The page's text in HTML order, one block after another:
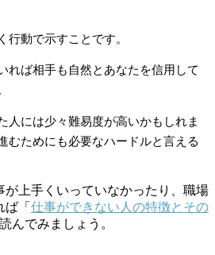
行動で示すことです。
れば相手も自然とあなたを信用して
人には少々難易度が高いかもしれま
むためにも必要なハードルと言える
が上手くいっていなかったり、職場
「 仕事ができない人の特徴とその
んでみましょう。